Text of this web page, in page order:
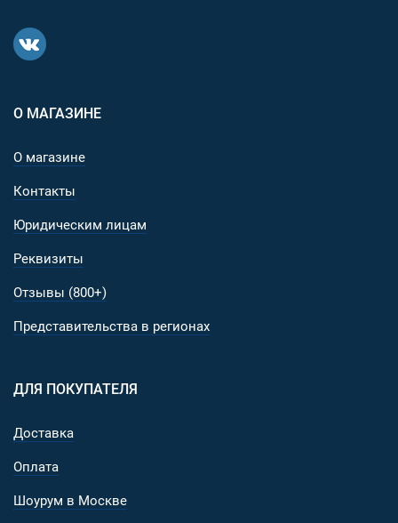
О МАГАЗИНЕ
О магазине
Контакты
Юридическим лицам
Реквизиты
Отзывы (800+)
Представительства в регионах
ДЛЯ ПОКУПАТЕЛЯ
Доставка
Оплата
Шоурум в Москве